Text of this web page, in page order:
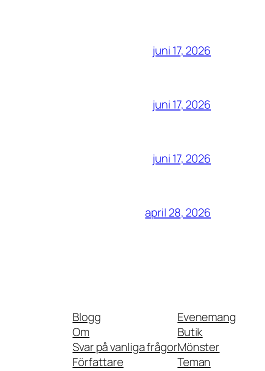
juni 17, 2026
juni 17, 2026
juni 17, 2026
april 28, 2026
Blogg
Om
Svar på vanliga frågor
Författare
Evenemang
Butik
Mönster
Teman